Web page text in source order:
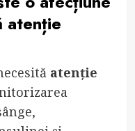
atenție
atenție